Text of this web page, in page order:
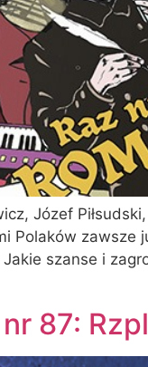
Józef
Polaków
szanse i
87: